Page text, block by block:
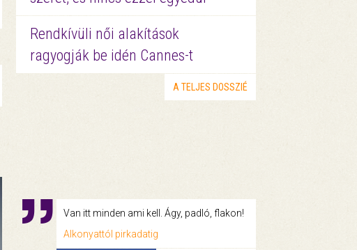
Rendkívüli női alakítások
ragyogják be idén Cannes-t
A TELJES DOSSZIÉ
Van itt minden ami kell. Ágy, padló, flakon!
Alkonyattól pirkadatig